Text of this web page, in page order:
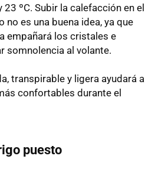
23 ºC. Subir la calefacción en el
no es una buena idea, ya que
empañará los cristales e
somnolencia al volante.
transpirable y ligera ayudará a
confortables durante el
puesto